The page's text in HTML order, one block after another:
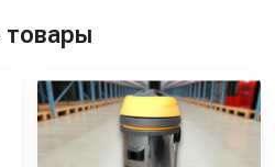
товары